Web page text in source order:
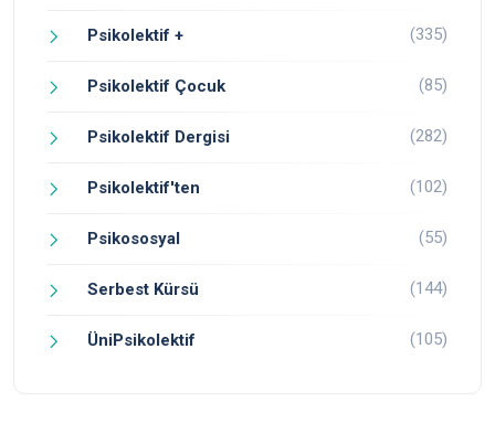
Psikolektif + (335)
Psikolektif Çocuk (85)
Psikolektif Dergisi (282)
Psikolektif'ten (102)
Psikososyal (55)
Serbest Kürsü (144)
ÜniPsikolektif (105)